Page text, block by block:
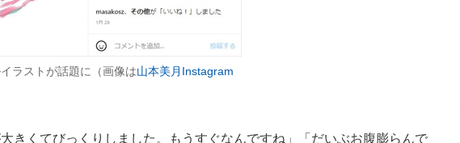
ラストが話題に（画像は山本美月Instagram
きくてびっくりしました。もうすぐなんですね」「だいぶお腹膨らんで